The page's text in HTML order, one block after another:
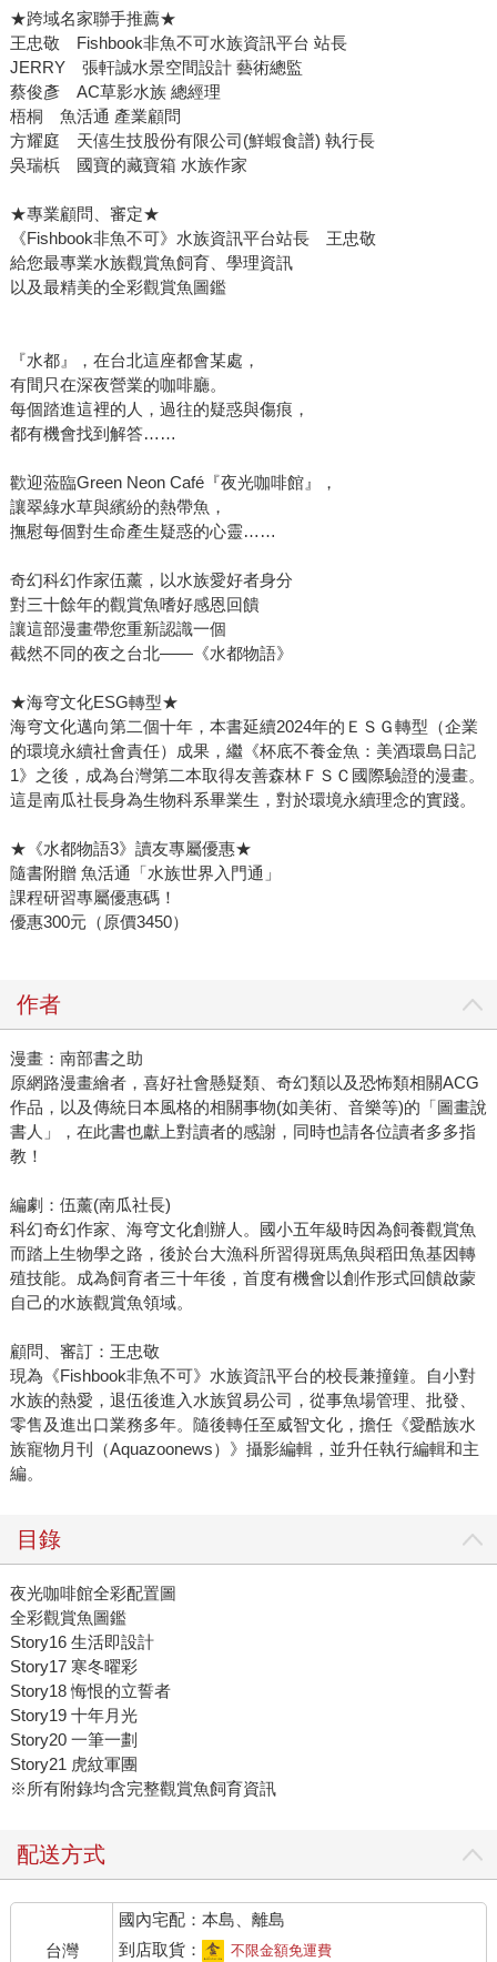
★跨域名家聯手推薦★
王忠敬 Fishbook非魚不可水族資訊平台 站長
JERRY 張軒誠水景空間設計 藝術總監
蔡俊彥 AC草影水族 總經理
梧桐 魚活通 產業顧問
方耀庭 天僖生技股份有限公司(鮮蝦食譜) 執行長
吳瑞梹 國寶的藏寶箱 水族作家
★專業顧問、審定★
《Fishbook非魚不可》水族資訊平台站長 王忠敬
給您最專業水族觀賞魚飼育、學理資訊
以及最精美的全彩觀賞魚圖鑑
『水都』，在台北這座都會某處，
有間只在深夜營業的咖啡廳。
每個踏進這裡的人，過往的疑惑與傷痕，
都有機會找到解答……
歡迎蒞臨Green Neon Café『夜光咖啡館』，
讓翠綠水草與繽紛的熱帶魚，
撫慰每個對生命產生疑惑的心靈……
奇幻科幻作家伍薰，以水族愛好者身分
對三十餘年的觀賞魚嗜好感恩回饋
讓這部漫畫帶您重新認識一個
截然不同的夜之台北——《水都物語》
★海穹文化ESG轉型★
海穹文化邁向第二個十年，本書延續2024年的ＥＳＧ轉型（企業
的環境永續社會責任）成果，繼《杯底不養金魚：美酒環島日記
1》之後，成為台灣第二本取得友善森林ＦＳＣ國際驗證的漫畫。
這是南瓜社長身為生物科系畢業生，對於環境永續理念的實踐。
★《水都物語3》讀友專屬優惠★
隨書附贈 魚活通「水族世界入門通」
課程研習專屬優惠碼！
優惠300元（原價3450）
作者
漫畫：南部書之助
原網路漫畫繪者，喜好社會懸疑類、奇幻類以及恐怖類相關ACG
作品，以及傳統日本風格的相關事物(如美術、音樂等)的「圖畫說
書人」，在此書也獻上對讀者的感謝，同時也請各位讀者多多指
教！
編劇：伍薰(南瓜社長)
科幻奇幻作家、海穹文化創辦人。國小五年級時因為飼養觀賞魚
而踏上生物學之路，後於台大漁科所習得斑馬魚與稻田魚基因轉
殖技能。成為飼育者三十年後，首度有機會以創作形式回饋啟蒙
自己的水族觀賞魚領域。
顧問、審訂：王忠敬
現為《Fishbook非魚不可》水族資訊平台的校長兼撞鐘。自小對
水族的熱愛，退伍後進入水族貿易公司，從事魚場管理、批發、
零售及進出口業務多年。隨後轉任至威智文化，擔任《愛酷族水
族寵物月刊（Aquazoonews）》攝影編輯，並升任執行編輯和主
編。
目錄
夜光咖啡館全彩配置圖
全彩觀賞魚圖鑑
Story16 生活即設計
Story17 寒冬曜彩
Story18 悔恨的立誓者
Story19 十年月光
Story20 一筆一劃
Story21 虎紋軍團
※所有附錄均含完整觀賞魚飼育資訊
配送方式
台灣
國內宅配：本島、離島
到店取貨：
不限金額免運費